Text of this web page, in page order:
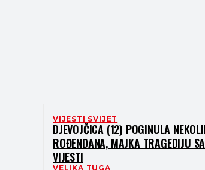
VIJESTI SVIJET
DJEVOJČICA (12) POGINULA
ROĐENDANA, MAJKA TRAGEDIJU
VIJESTI
VELIKA TUGA